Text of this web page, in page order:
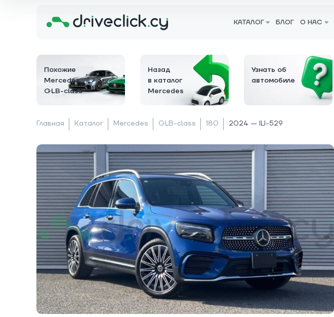
КАТАЛОГ БЛОГ О НАС
Похожие
Mercedes
GLB-class
Назад
в каталог
Mercedes
Узнать об
автомобиле
Главная Каталог Mercedes GLB-class 180 2024 — ILI-529